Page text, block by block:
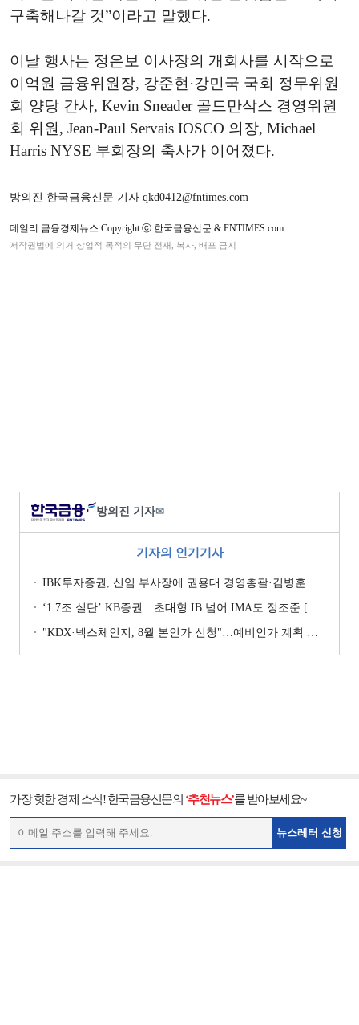
구축해나갈 것”이라고 말했다.
이날 행사는 정은보 이사장의 개회사를 시작으로
이억원 금융위원장, 강준현·강민국 국회 정무위원
회 양당 간사, Kevin Sneader 골드만삭스 경영위원
회 위원, Jean-Paul Servais IOSCO 의장, Michael
Harris NYSE 부회장의 축사가 이어졌다.
방의진 한국금융신문 기자 qkd0412@fntimes.com
데일리 금융경제뉴스 Copyright ⓒ 한국금융신문 & FNTIMES.com
저작권법에 의거 상업적 목적의 무단 전재, 복사, 배포 금지
방의진 기자✉
기자의 인기기사
IBK투자증권, 신임 부사장에 권용대 경영총괄·김병훈 생산적금융 총괄 선임
‘1.7조 실탄’ KB증권…초대형 IB 넘어 IMA도 정조준 [전업계 추격하는 은행계 증권사 (2)]
"KDX·넥스체인지, 8월 본인가 신청"…예비인가 계획 이행 '박차' [KDX vs NXT컨소 본인가 레이스 (상)]
가장 핫한 경제 소식! 한국금융신문의 ‘추천뉴스’를 받아보세요~
뉴스레터 신청